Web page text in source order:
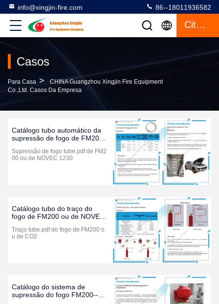
info@xingjin-fire.com 86--18011936582
Citações
Casos
Para Casa >
CHINA Guangzhou Xingjin Fire Equipment
Co.,Ltd. Casos Da Empresa
Catálogo tubo automático da
supressão de fogo de FM200
2021)
Supressão de fogo tube.pdf de FM2
00 ou de NOVEC 1230
Catálogo tubo do traço do
fogo de FM200 ou de NOVEC
Traço tube.pdf do fogo de FM200 o
u de CO2
Catálogo do sistema de
supressão do fogo FM200--